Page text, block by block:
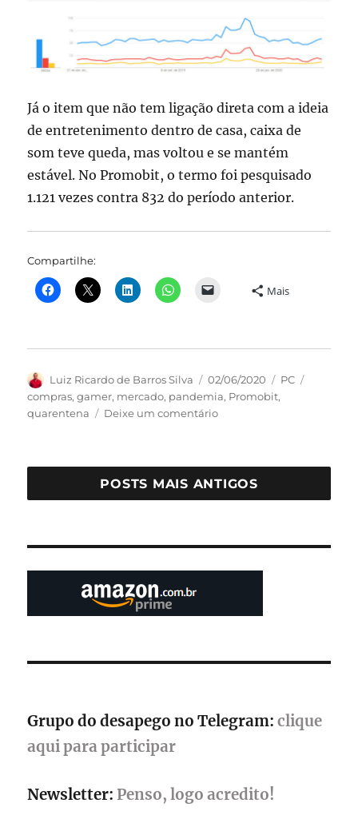
Já o item que não tem ligação direta com a ideia
de entretenimento dentro de casa, caixa de
som teve queda, mas voltou e se mantém
estável. No Promobit, o termo foi pesquisado
1.121 vezes contra 832‬‬ do período anterior.
Compartilhe:
Mais
Autor
Luiz Ricardo de Barros Silva
Publicado
em
02/06/2020 Categorias
PC
compras,gamer, mercado, pandemia, Promobit,
quarentena
Deixe um comentárioem
revela
buscados
durante
POSTS MAIS ANTIGOS
Grupo do desapego no Telegram: clique
aqui para participar
Newsletter: Penso, logo acredito!